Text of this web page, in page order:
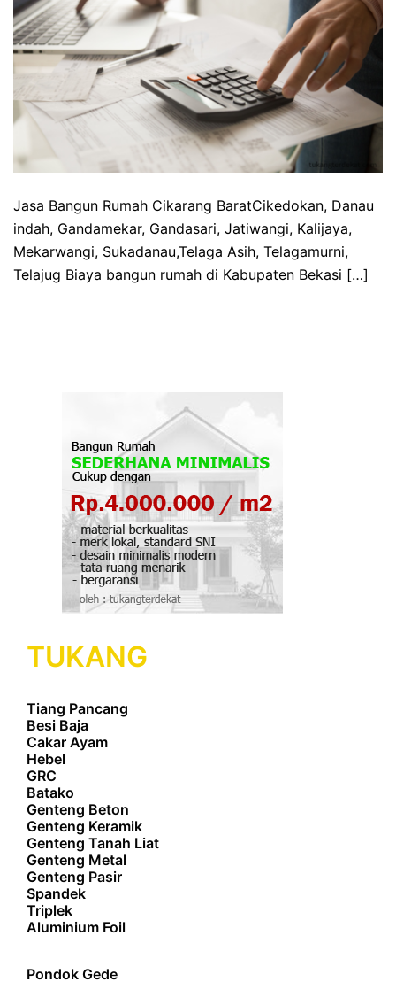
Jasa Bangun Rumah Cikarang BaratCikedokan, Danau
indah, Gandamekar, Gandasari, Jatiwangi, Kalijaya,
Mekarwangi, Sukadanau,Telaga Asih, Telagamurni,
Telajug Biaya bangun rumah di Kabupaten Bekasi […]
TUKANG
Tiang Pancang
Besi Baja
Cakar Ayam
Hebel
GRC
Batako
Genteng Beton
Genteng Keramik
Genteng Tanah Liat
Genteng Metal
Genteng Pasir
Spandek
Triplek
Aluminium Foil
Pondok Gede